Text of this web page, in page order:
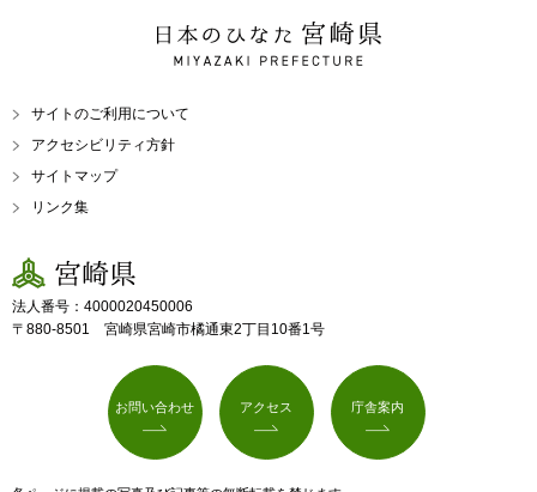
日本のひなた 宮崎県
MIYAZAKI PREFECTURE
サイトのご利用について
アクセシビリティ方針
サイトマップ
リンク集
宮崎県
法人番号：4000020450006
〒880-8501 宮崎県宮崎市橘通東2丁目10番1号
お問い合わせ アクセス 庁舎案内